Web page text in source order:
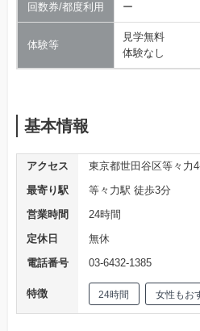
回数券/都度利用 ー
体験等
見学無料
体験なし
基本情報
アクセス
東京都世田谷区等々力
最寄り駅
等々力駅 徒歩3分
営業時間
24時間
定休日
無休
電話番号
03-6432-1385
特徴 24時間 女性もお